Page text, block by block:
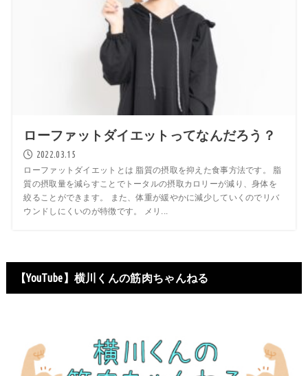
ローファットダイエットってなんだろう？
2022.03.15
ローファットダイエットとは 脂質の摂取を抑えた食事方法です。 脂
質の摂取量を減らすことでトータルの摂取カロリーが減り、身体を
絞ることができます。 また、体重が緩やかに減少していくのでリバ
ウンドしにくいのが特徴です。 メリ...
【YouTube】横川くんの筋肉ちゃんねる